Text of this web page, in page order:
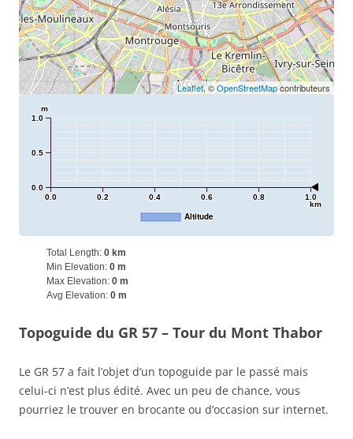
Leaflet, ©OpenStreetMapcontributeurs
0.0 0.2 0.4 0.6 0.8 1.0
km
0.0
0.5
1.0
m
Altitude
Total Length: 0 km
Min Elevation: 0 m
Max Elevation: 0 m
Avg Elevation: 0 m
Topoguide du GR 57 – Tour du Mont Thabor
Le GR 57 a fait l’objet d’un topoguide par le passé mais
celui-ci n’est plus édité. Avec un peu de chance, vous
pourriez le trouver en brocante ou d’occasion sur internet.